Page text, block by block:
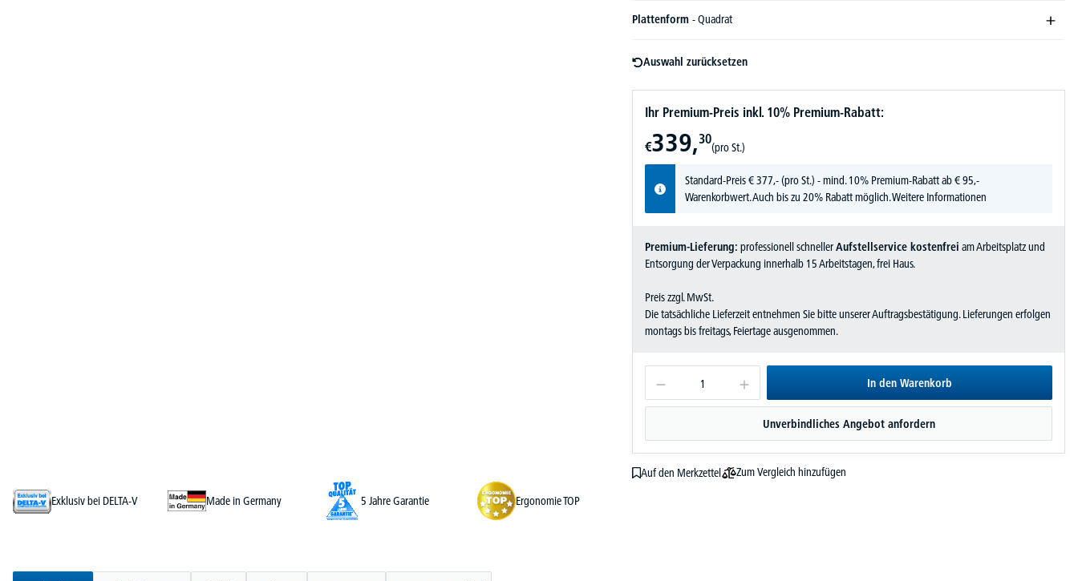
Plattenform - Quadrat
Auswahl zurücksetzen
Ihr Premium-Preis inkl. 10% Premium-Rabatt:
€339,30
(pro St.)
Standard-Preis€377,-(pro St.) - mind. 10% Premium-Rabatt ab € 95,-
Warenkorbwert. Auch bis zu 20% Rabatt möglich.Weitere Informationen
Premium-Lieferung: professionell schnellerAufstellservice kostenfrei am Arbeitsplatz und
Entsorgung der Verpackung innerhalb 15 Arbeitstagen, frei Haus.
Preis zzgl. MwSt.
Die tatsächliche Lieferzeit entnehmen Sie bitte unserer Auftragsbestätigung. Lieferungen erfolgen
montags bis freitags, Feiertage ausgenommen.
In den Warenkorb
Unverbindliches Angebot anfordern
Auf den Merkzettel
Zum Vergleich hinzufügen
Exklusiv bei DELTA-V
Made in Germany 5 Jahre Garantie Ergonomie TOP